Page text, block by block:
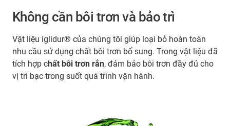
Không cần bôi trơn và bảo trì
Vật liệu iglidur® của chúng tôi giúp loại bỏ hoàn toàn
nhu cầu sử dụng chất bôi trơn bổ sung. Trong vật liệu đã
tích hợp chất bôi trơn rắn, đảm bảo bôi trơn đầy đủ cho
vị trí bạc trong suốt quá trình vận hành.